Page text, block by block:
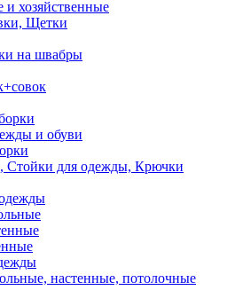
и хозяйственные
Щетки
на швабры
и обуви
для одежды, Крючки
настенные, потолочные